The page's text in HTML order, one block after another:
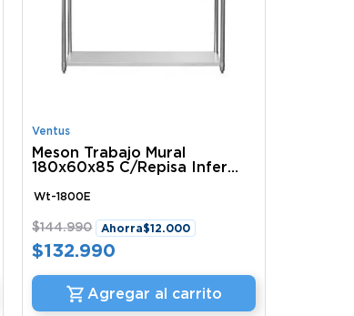
Ventus
Meson Trabajo Mural
180x60x85 C/Repisa Infer
Wt-1800E
$144.990 Ahorra$12.000
$132.990
Agregar al carrito